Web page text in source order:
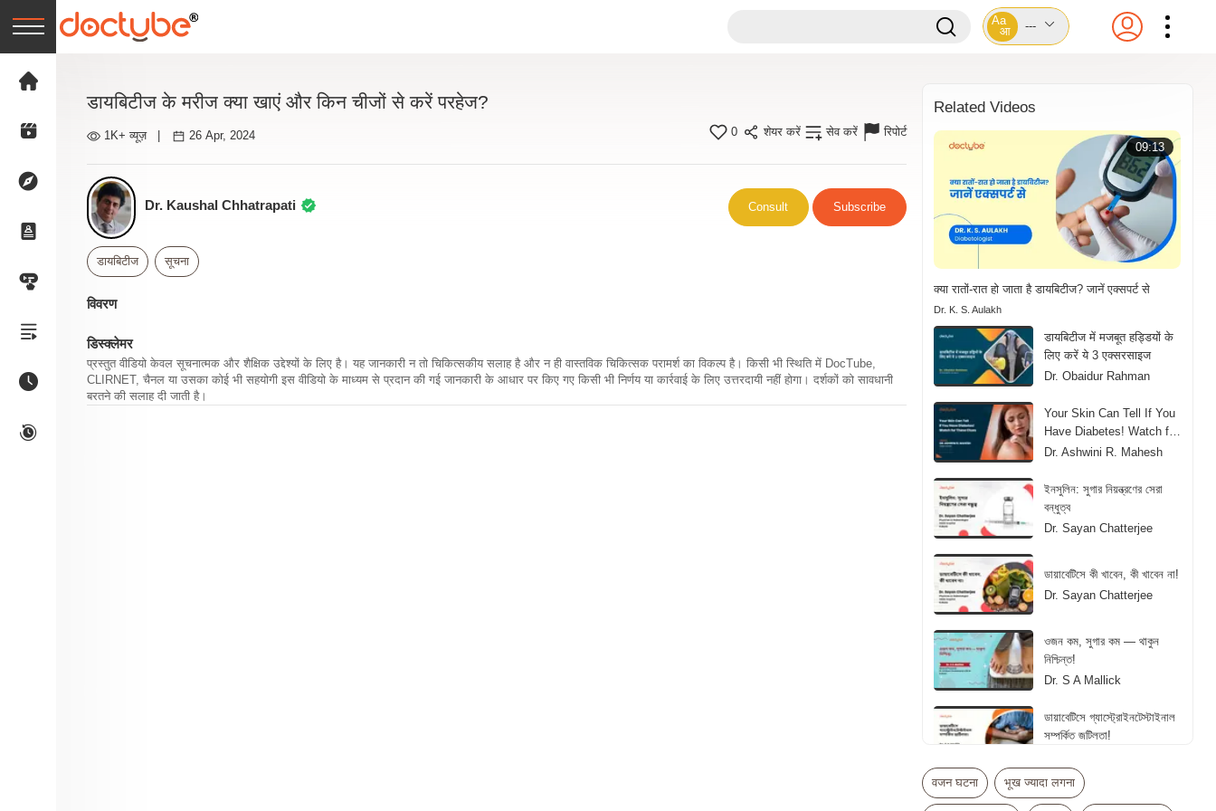
Aa
आ
---
डायबिटीज के मरीज क्या खाएं और किन चीजों से करें परहेज?
1K+ व्यूज़ 26 Apr, 2024 0 शेयर करें सेव करें रिपोर्ट
Dr. Kaushal Chhatrapati Consult Subscribe
डायबिटीज सूचना
विवरण
डिस्क्लेमर
प्रस्तुत वीडियो केवल सूचनात्मक और शैक्षिक उद्देश्यों के लिए है। यह जानकारी न तो चिकित्सकीय सलाह है और न ही वास्तविक चिकित्सक परामर्श का विकल्प है। किसी भी स्थिति में DocTube,
CLIRNET, चैनल या उसका कोई भी सहयोगी इस वीडियो के माध्यम से प्रदान की गई जानकारी के आधार पर किए गए किसी भी निर्णय या कार्रवाई के लिए उत्तरदायी नहीं होगा। दर्शकों को सावधानी
बरतने की सलाह दी जाती है।
Related Videos
09:13
क्या रातों-रात हो जाता है डायबिटीज? जानें एक्सपर्ट से
Dr. K. S. Aulakh
डायबिटीज में मजबूत हड्डियों के
लिए करें ये 3 एक्सरसाइज
Dr. Obaidur Rahman
Your Skin Can Tell If You
Have Diabetes! Watch for
These Clues
Dr. Ashwini R. Mahesh
ইনসুলিন: সুগার নিয়ন্ত্রণের সেরা
বন্ধুত্ব
Dr. Sayan Chatterjee
ডায়াবেটিসে কী খাবেন, কী খাবেন না!
Dr. Sayan Chatterjee
ওজন কম, সুগার কম — থাকুন
নিশ্চিন্ত!
Dr. S A Mallick
ডায়াবেটিসে গ্যাস্ট্রোইনটেস্টাইনাল
সম্পর্কিত জটিলতা!
डायबिटीज में इंसुलिन लेना कब
वजन घटना भूख ज्यादा लगना